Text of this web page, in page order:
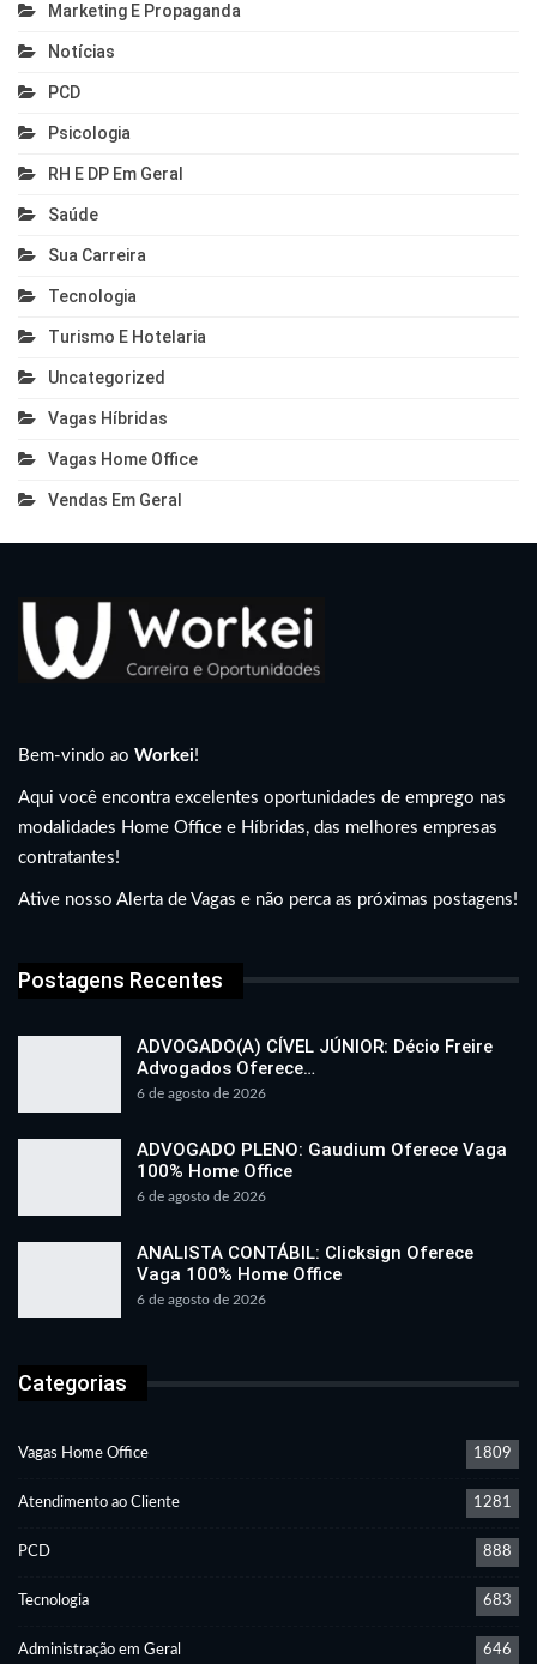
Marketing E Propaganda
Notícias
PCD
Psicologia
RH E DP Em Geral
Saúde
Sua Carreira
Tecnologia
Turismo E Hotelaria
Uncategorized
Vagas Híbridas
Vagas Home Office
Vendas Em Geral
Bem-vindo ao Workei!
Aqui você encontra excelentes oportunidades de emprego nas
modalidades Home Office e Híbridas, das melhores empresas
contratantes!
Ative nosso Alerta de Vagas e não perca as próximas postagens!
Postagens Recentes
ADVOGADO(A) CÍVEL JÚNIOR: Décio Freire
Advogados Oferece…
6 de agosto de 2026
ADVOGADO PLENO: Gaudium Oferece Vaga
100% Home Office
6 de agosto de 2026
ANALISTA CONTÁBIL: Clicksign Oferece
Vaga 100% Home Office
6 de agosto de 2026
Categorias
Vagas Home Office 1809
Atendimento ao Cliente 1281
PCD 888
Tecnologia 683
Administração em Geral 646